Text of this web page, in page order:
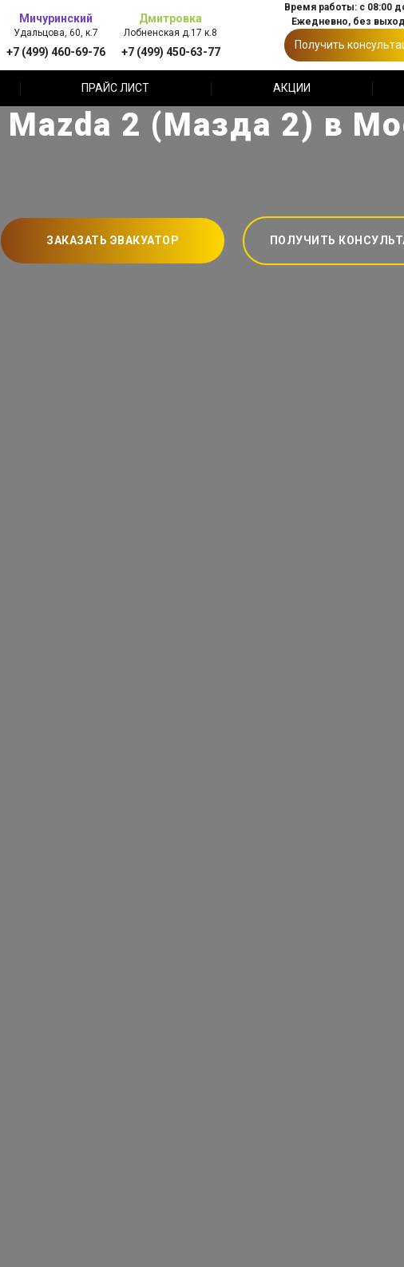
Мичуринский
Удальцова, 60, к.7
+7 (499) 460-69-76
Дмитровка
Лобненская д.17 к.8
+7 (499) 450-63-77
Время работы: с 08:00
Ежедневно, без
Получить
ПРАЙС ЛИСТ АКЦИИ
2 (Мазда 2) в
ЗАКАЗАТЬ ЭВАКУАТОР ПОЛУЧИТЬ